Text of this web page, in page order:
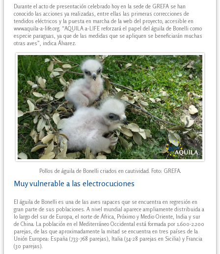
Durante el acto de presentación celebrado hoy en la sede de GREFA se han
conocido las acciones ya realizadas, entre ellas las primeras correcciones de
tendidos eléctricos y la puesta en marcha de la web del proyecto, accesible en
www.aquila-a-life.org. “AQUILA a-LIFE reforzará el papel del águila de Bonelli como
especie paraguas, ya que de las medidas que se apliquen se beneficiarán muchas
otras aves”, indica Álvarez.
Pollos de águila de Bonelli criados en cautividad. Foto: GREFA.
Muy vulnerable a las electrocuciones
El águila de Bonelli es una de las aves rapaces que se encuentra en regresión en
gran parte de sus poblaciones. A nivel mundial aparece ampliamente distribuida a
lo largo del sur de Europa, el norte de África, Próximo y Medio Oriente, India y sur
de China. La población en el Mediterráneo Occidental está formada por 1.600-2.200
parejas, de las que aproximadamente la mitad se encuentra en tres países de la
Unión Europea: España (733-768 parejas), Italia (34-28 parejas en Sicilia) y Francia
(30 parejas).